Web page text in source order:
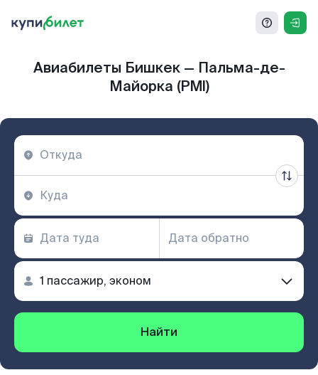
Авиабилеты Бишкек — Пальма-де-
Майорка (PMI)
Найти